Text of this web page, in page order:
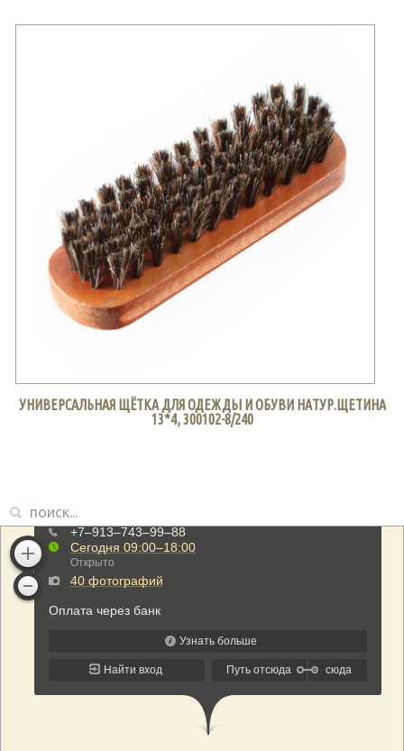
УНИВЕРСАЛЬНАЯ ЩЁТКА ДЛЯ ОДЕЖДЫ И ОБУВИ НАТУР.ЩЕТИНА
13*4, 300102-8/240